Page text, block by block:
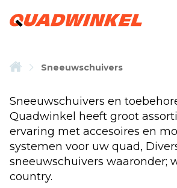
Sneeuwschuivers
Sneeuwschuivers en
Quadwinkel heeft groot
ervaring met accesoires en
systemen voor uw quad,
sneeuwschuivers waaronder;
country.